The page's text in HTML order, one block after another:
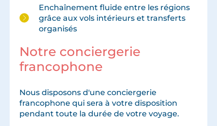
Enchaînement fluide entre les régions
grâce aux vols intérieurs et transferts
organisés
Notre conciergerie
francophone
Nous disposons d'une conciergerie
francophone qui sera à votre disposition
pendant toute la durée de votre voyage.